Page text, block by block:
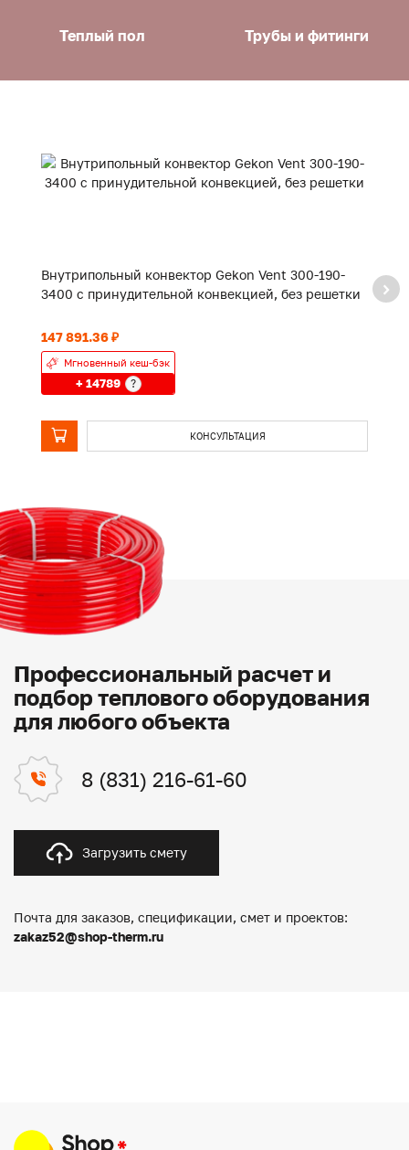
Теплый пол Трубы и фитинги
Внутрипольный конвектор Gekon Vent 300-190-
3400 с принудительной конвекцией, без решетки
147 891.36 ₽
Мгновенный кеш-бэк
+ 14789 ?
КОНСУЛЬТАЦИЯ
Профессиональный расчет и
подбор теплового оборудования
для любого объекта
8 (831) 216-61-60
Загрузить смету
Почта для заказов, спецификации, смет и проектов:
zakaz52@shop-therm.ru